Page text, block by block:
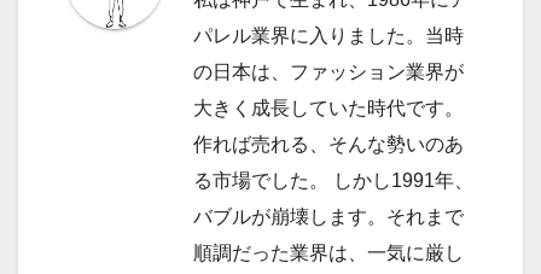
ー
パレル業界に入りました。当時
の日本は、ファッション業界が
大きく成長していた時代です。
作れば売れる、そんな勢いのあ
る市場でした。 しかし1991年、
バブルが崩壊します。それまで
順調だった業界は、一気に厳し